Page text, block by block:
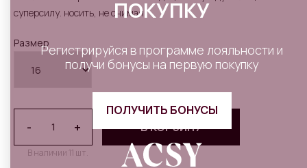
суперсилу. носить, не снимая.
Размер
- +
В наличии 11 шт.
В КОРЗИНУ
ПОКУПКУ
Регистрируйся в программе лояльности и
получи бонусы на первую покупку
ПОЛУЧИТЬ БОНУСЫ